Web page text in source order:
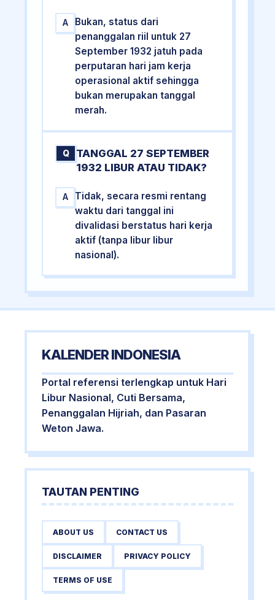
A
Bukan, status dari
penanggalan riil untuk 27
September 1932 jatuh pada
perputaran hari jam kerja
operasional aktif sehingga
bukan merupakan tanggal
merah.
Q
TANGGAL 27 SEPTEMBER
1932 LIBUR ATAU TIDAK?
A
Tidak, secara resmi rentang
waktu dari tanggal ini
divalidasi berstatus hari kerja
aktif (tanpa libur libur
nasional).
KALENDER INDONESIA
Portal referensi terlengkap untuk Hari
Libur Nasional, Cuti Bersama,
Penanggalan Hijriah, dan Pasaran
Weton Jawa.
TAUTAN PENTING
ABOUT US CONTACT US
DISCLAIMER PRIVACY POLICY
TERMS OF USE